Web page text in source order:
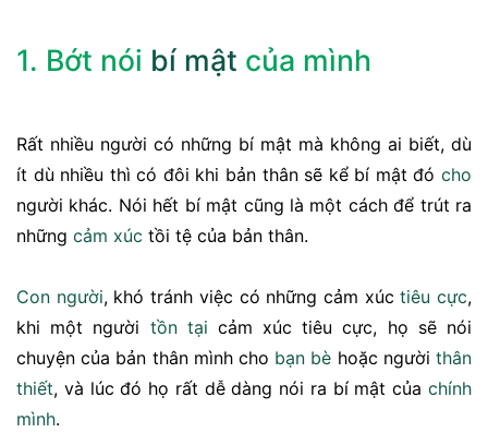
1. Bớt nói bí mật của mình
Rất nhiều người có những bí mật mà không ai biết, dù
ít dù nhiều thì có đôi khi bản thân sẽ kể bí mật đó cho
người khác. Nói hết bí mật cũng là một cách để trút ra
những cảm xúc tồi tệ của bản thân.
Con người, khó tránh việc có những cảm xúctiêu cực,
khi một người tồn tại cảm xúc tiêu cực, họ sẽ nói
chuyện của bản thân mình cho bạn bè hoặc ngườithân
thiết, và lúc đó họ rất dễ dàng nói ra bí mật của chính
mình.